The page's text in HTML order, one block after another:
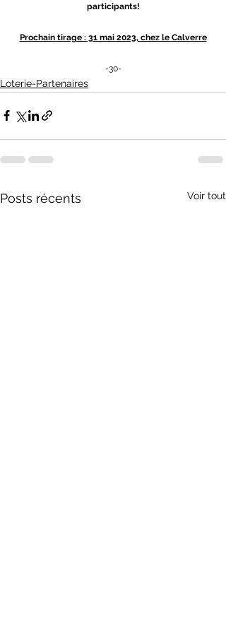
participants!
Prochain tirage : 31 mai 2023, chez le Calverre
-30-
Loterie-Partenaires
Posts récents Voir tout